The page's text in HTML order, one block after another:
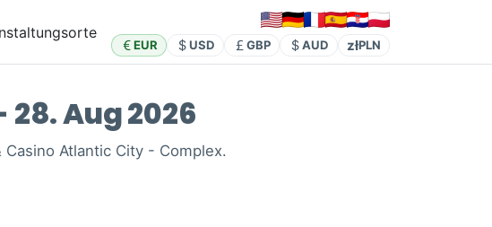
EUR USD GBP AUD złPLN
Aug 2026
Atlantic City - Complex.